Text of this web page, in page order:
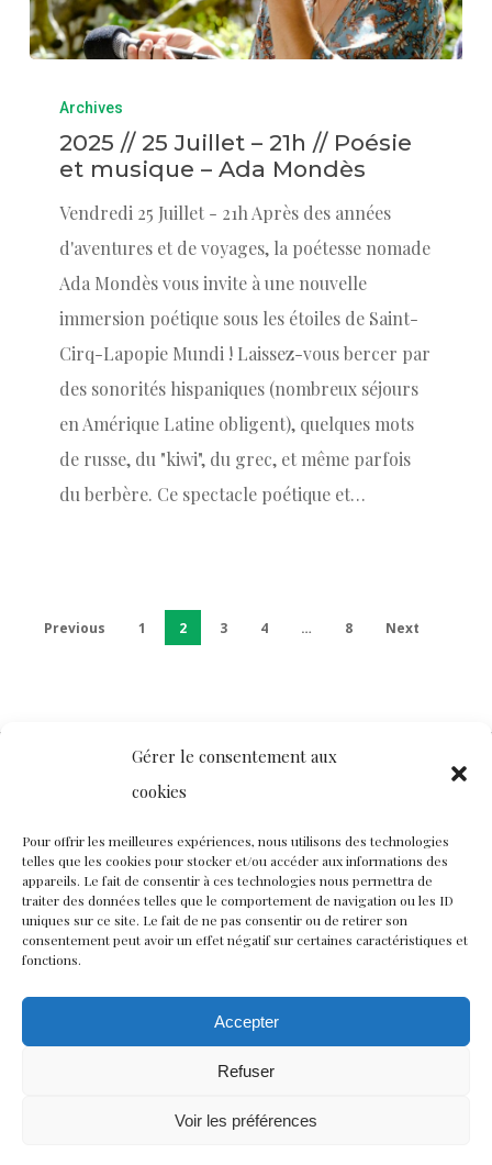
Gérer le consentement aux
cookies
Pour offrir les meilleures expériences, nous utilisons des technologies
telles que les cookies pour stocker et/ou accéder aux informations des
appareils. Le fait de consentir à ces technologies nous permettra de
traiter des données telles que le comportement de navigation ou les ID
uniques sur ce site. Le fait de ne pas consentir ou de retirer son
consentement peut avoir un effet négatif sur certaines caractéristiques et
fonctions.
Accepter
Refuser
Voir les préférences
Archives
2025 // 25 Juillet – 21h // Poésie
et musique – Ada Mondès
Vendredi 25 Juillet - 21h Après des années
d'aventures et de voyages, la poétesse nomade
Ada Mondès vous invite à une nouvelle
immersion poétique sous les étoiles de Saint-
Cirq-Lapopie Mundi ! Laissez-vous bercer par
des sonorités hispaniques (nombreux séjours
en Amérique Latine obligent), quelques mots
de russe, du "kiwi", du grec, et même parfois
du berbère. Ce spectacle poétique et…
Previous 1 2 3 4 … 8 Next
Nous rejoindre
Politique de confidentialité
Restez connectés à nos champs magnétiques !
© CISCM // Maisons André Breton et Émile Joseph-Rignault